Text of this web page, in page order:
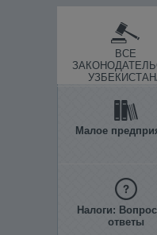
ВСЕ
Малое
Налоги:
ответы